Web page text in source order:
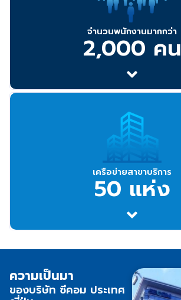
จำนวนพนักงานมากกว่า
2,000 คน
เครือข่ายสาขาบริการ
50 แห่ง
ความเป็นมา
ของบริษัท ซีคอม ประเทศ